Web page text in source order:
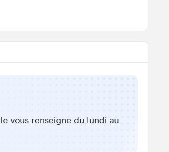
vous renseigne du lundi au